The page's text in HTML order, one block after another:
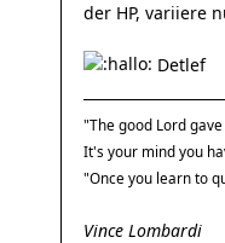
der HP, variiere
Detlef
"The good Lord
It's your mind you
"Once you learn to
Vince Lombardi